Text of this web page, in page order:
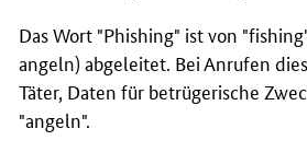
Das Wort "Phishing" ist von "fishing
angeln) abgeleitet. Bei Anrufen
Täter, Daten für betrügerische
"angeln".